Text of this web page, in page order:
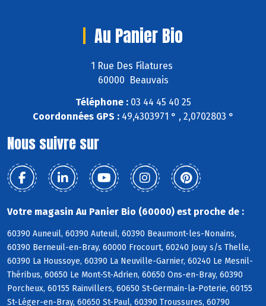
Au Panier Bio
1 Rue Des Filatures
60000 Beauvais
Téléphone :03 44 45 40 25
Coordonnées GPS :49,4303971 ° , 2,0702803 °
Nous suivre sur
Votre magasin Au Panier Bio (60000) est proche de :
60390 Auneuil, 60390 Auteuil, 60390 Beaumont-les-Nonains,
60390 Berneuil-en-Bray, 60000 Frocourt, 60240 Jouy s/s Thelle,
60390 La Houssoye, 60390 La Neuville-Garnier, 60240 Le Mesnil-
Théribus, 60650 Le Mont-St-Adrien, 60650 Ons-en-Bray, 60390
Porcheux, 60155 Rainvillers, 60650 St-Germain-la-Poterie, 60155
St-Léger-en-Bray, 60650 St-Paul, 60390 Troussures, 60790